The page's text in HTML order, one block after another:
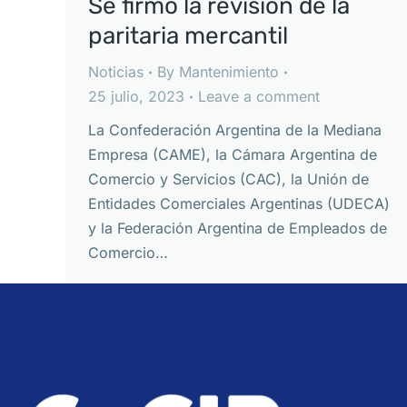
Se firmó la revisión de la
paritaria mercantil
Noticias By Mantenimiento
25 julio, 2023
Leave a comment
La Confederación Argentina de la Mediana
Empresa (CAME), la Cámara Argentina de
Comercio y Servicios (CAC), la Unión de
Entidades Comerciales Argentinas (UDECA)
y la Federación Argentina de Empleados de
Comercio…